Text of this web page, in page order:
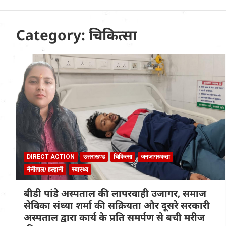
Uttarakhand News in
Hindi
Category: चिकित्सा
DIRECT ACTION उत्तराखण्ड चिकित्सा
जनजागरुकता
नैनीताल/ हल्द्वानी
स्वास्थ्य
बीडी पांडे अस्पताल की लापरवाही उजागर, समाज
सेविका संध्या शर्मा की सक्रियता और दूसरे सरकारी
अस्पताल द्वारा कार्य के प्रति समर्पण से बची मरीज